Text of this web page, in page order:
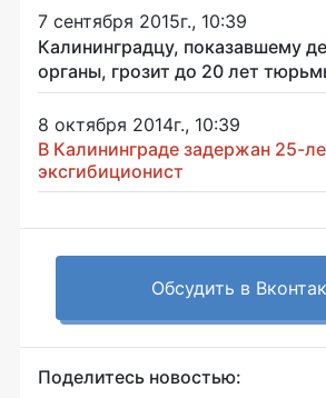
7 сентября 2015г., 10:39
Калининградцу, показавшему
органы, грозит до 20 лет
8 октября 2014г., 10:39
В Калининграде задержан 25-
эксгибиционист
Обсудить в
Поделитесь новостью: